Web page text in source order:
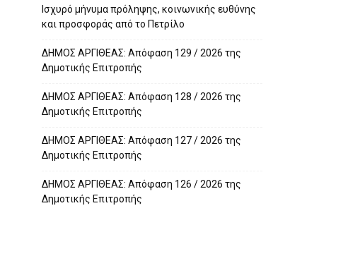
Ισχυρό μήνυμα πρόληψης, κοινωνικής ευθύνης
και προσφοράς από το Πετρίλο
ΔΗΜΟΣ ΑΡΓΙΘΕΑΣ: Απόφαση 129 / 2026 της
Δημοτικής Επιτροπής
ΔΗΜΟΣ ΑΡΓΙΘΕΑΣ: Απόφαση 128 / 2026 της
Δημοτικής Επιτροπής
ΔΗΜΟΣ ΑΡΓΙΘΕΑΣ: Απόφαση 127 / 2026 της
Δημοτικής Επιτροπής
ΔΗΜΟΣ ΑΡΓΙΘΕΑΣ: Απόφαση 126 / 2026 της
Δημοτικής Επιτροπής